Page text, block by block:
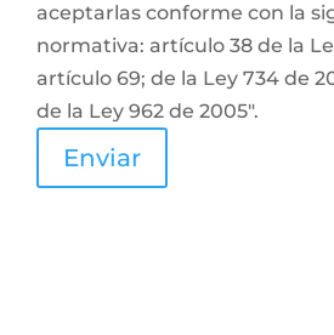
aceptarlas conforme con la
normativa: artículo 38 de la
artículo 69; de la Ley 734 de
de la Ley 962 de 2005".
Enviar